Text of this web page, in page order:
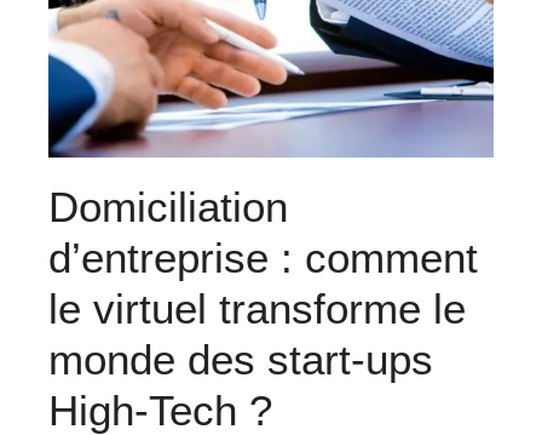
Domiciliation
d’entreprise : comment
le virtuel transforme le
monde des start-ups
High-Tech ?